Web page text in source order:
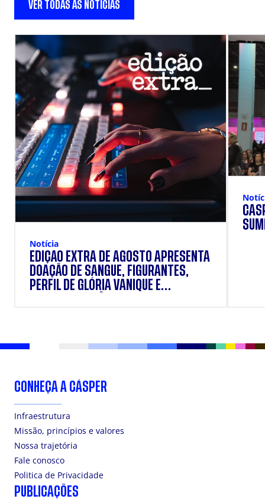
VER TODAS AS NOTÍCIAS
Notícia
EDIÇÃO EXTRA DE AGOSTO APRESENTA
DOAÇÃO DE SANGUE, FIGURANTES,
PERFIL DE GLÓRIA VANIQUE E
CONHEÇA A CÁSPER
Infraestrutura
Missão, princípios e valores
Nossa trajetória
Fale conosco
Politica de Privacidade
PUBLICAÇÕES